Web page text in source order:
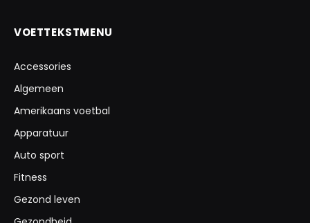
VOETTEKSTMENU
Accessories
Algemeen
Amerikaans voetbal
Apparatuur
Auto sport
Fitness
Gezond leven